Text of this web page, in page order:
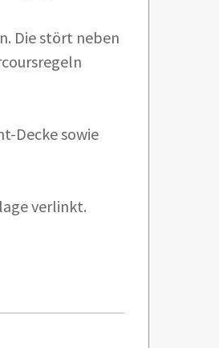
Die stört neben
Decke sowie
verlinkt.